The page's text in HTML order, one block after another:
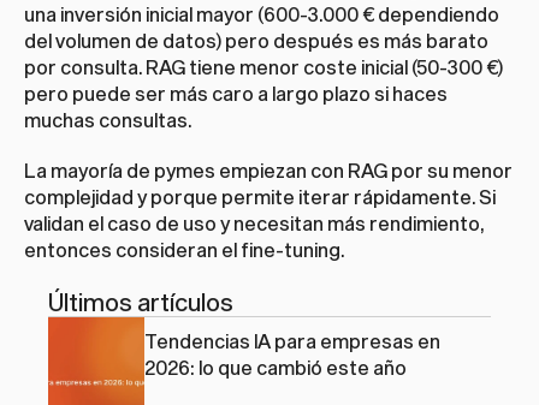
una inversión inicial mayor (600-3.000 € dependiendo
del volumen de datos) pero después es más barato
por consulta. RAG tiene menor coste inicial (50-300 €)
pero puede ser más caro a largo plazo si haces
muchas consultas.
La mayoría de pymes empiezan con RAG por su menor
complejidad y porque permite iterar rápidamente. Si
validan el caso de uso y necesitan más rendimiento,
entonces consideran el fine-tuning.
Últimos artículos
Tendencias IA para empresas en
2026: lo que cambió este año